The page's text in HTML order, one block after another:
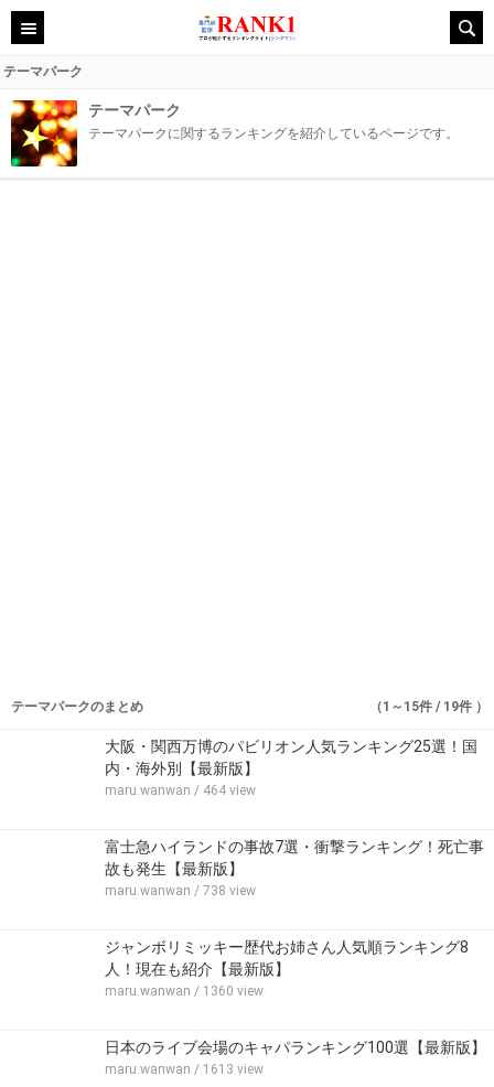
テーマパーク
テーマパーク
テーマパークに関するランキングを紹介しているページです。
テーマパークのまとめ （1～15件 / 19件 ）
大阪・関西万博のパビリオン人気ランキング25選！国
内・海外別【最新版】
maru.wanwan / 464 view
富士急ハイランドの事故7選・衝撃ランキング！死亡事
故も発生【最新版】
maru.wanwan / 738 view
ジャンボリミッキー歴代お姉さん人気順ランキング8
人！現在も紹介【最新版】
maru.wanwan / 1360 view
日本のライブ会場のキャパランキング100選【最新版】
maru.wanwan / 1613 view